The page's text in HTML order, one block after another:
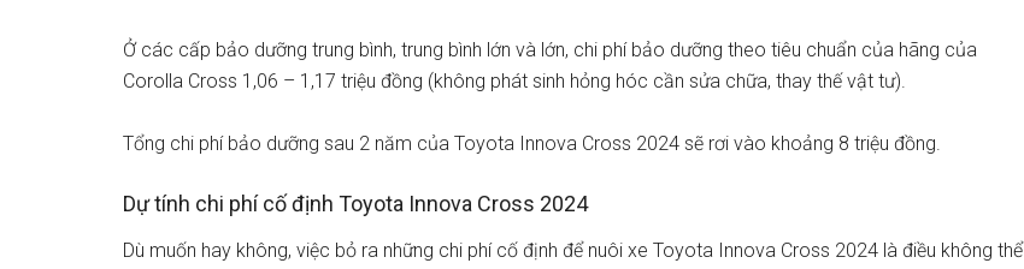
Ở các cấp bảo dưỡng trung bình, trung bình lớn và lớn, chi phí bảo dưỡng theo tiêu chuẩn của hãng của
Corolla Cross 1,06 – 1,17 triệu đồng (không phát sinh hỏng hóc cần sửa chữa, thay thế vật tư).
Tổng chi phí bảo dưỡng sau 2 năm của Toyota Innova Cross 2024 sẽ rơi vào khoảng 8 triệu đồng.
Dự tính chi phí cố định Toyota Innova Cross 2024
Dù muốn hay không, việc bỏ ra những chi phí cố định để nuôi xe Toyota Innova Cross 2024 là điều không thể